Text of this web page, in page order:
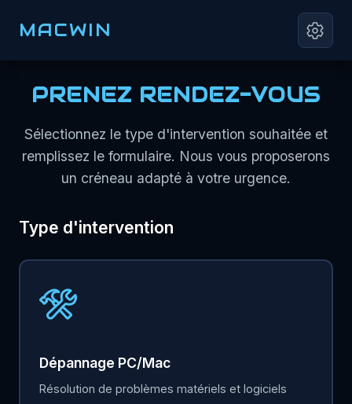
MACWIN
PRENEZ RENDEZ-VOUS
Sélectionnez le type d'intervention souhaitée et
remplissez le formulaire. Nous vous proposerons
un créneau adapté à votre urgence.
Type d'intervention
Dépannage PC/Mac
Résolution de problèmes matériels et logiciels